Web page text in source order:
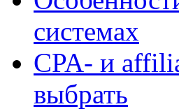
системах
CPA- и
выбрать